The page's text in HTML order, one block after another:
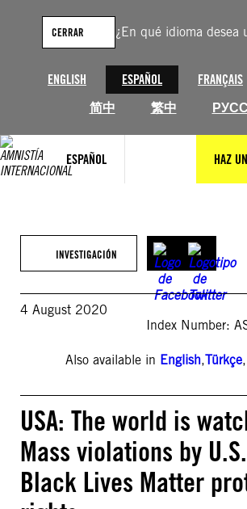
¿En qué idioma desea
ENGLISH ESPAÑOL FRANÇAIS
简中
繁中
CERRAR
ESPAÑOL HAZ
contenido
INVESTIGACIÓN
4 August 2020
Index Number:
Also available in English,Türkçe,
USA: The world is
Mass violations by
Black Lives Matter